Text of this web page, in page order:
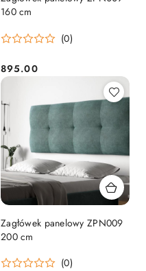
160 cm
(0)
Cena:
895.00
Zagłówek panelowy ZPN009
200 cm
(0)